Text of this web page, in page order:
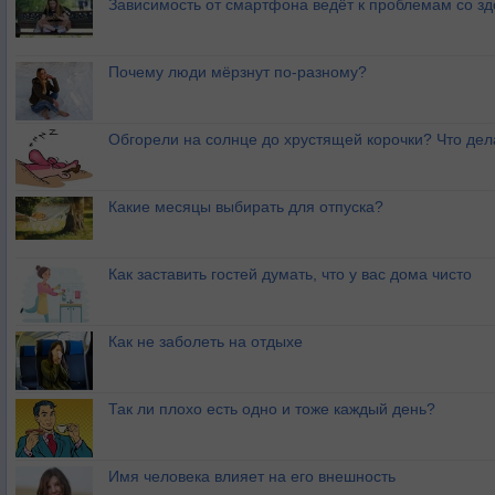
Зависимость от смартфона ведёт к проблемам со
Почему люди мёрзнут по-разному?
Обгорели на солнце до хрустящей корочки? Что
Какие месяцы выбирать для отпуска?
Как заставить гостей думать, что у вас дома чисто
Как не заболеть на отдыхе
Так ли плохо есть одно и тоже каждый день?
Имя человека влияет на его внешность